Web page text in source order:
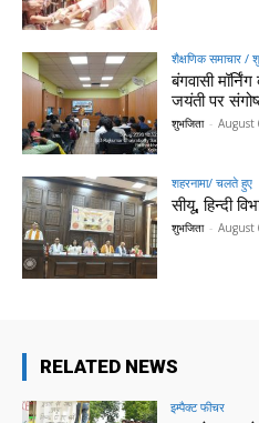
शैक्षणिक समाचार /
बंगवासी
जयंती पर
शुभजिता - August
शहरनामा/ चलते हुए
सीयू, हिन्दी
शुभजिता - August
RELATED NEWS
इम्पैक्ट फीचर